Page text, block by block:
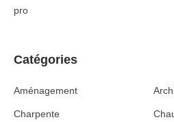
pro
Catégories
Aménagement
Charpente